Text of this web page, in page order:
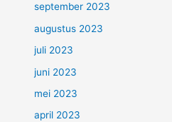
september 2023
augustus 2023
juli 2023
juni 2023
mei 2023
april 2023